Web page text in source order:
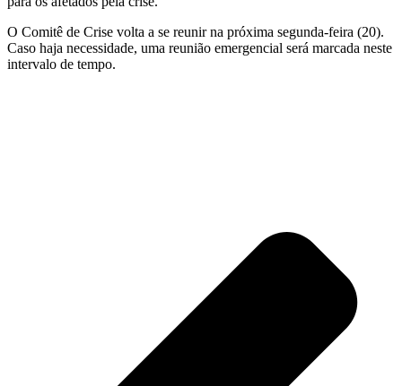
O Comitê de Crise volta a se reunir na próxima segunda-feira (20).
Caso haja necessidade, uma reunião emergencial será marcada neste
intervalo de tempo.